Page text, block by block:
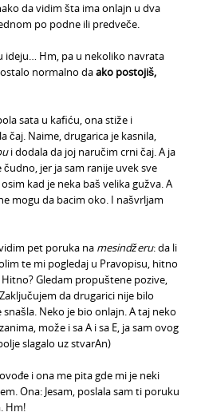
da vidim šta ima onlajn u dva
po podne ili predveče.
ideju… Hm, pa u nekoliko navrata
normalno daako postojiš,
sata u kafiću, ona stiže i
čaj. Naime, drugarica je kasnila,
i dodala da joj naručim crni čaj. A ja
jer ja sam ranije uvek sve
kad je neka baš velika gužva. A
mogu da bacim oko. I našvrljam
pet poruka na mesindžeru: da li
te mi pogledaj u Pravopisu, hitno
Gledam propuštene pozive,
da drugarici nije bilo
Neko je bio onlajn. A taj neko
može i sa A i sa E, ja sam ovog
slagalo uz stvarAn)
i ona me pita gde mi je neki
Ona: Jesam, poslala sam ti poruku
Hm!